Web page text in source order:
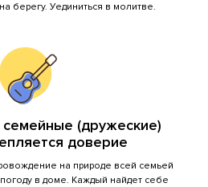
берегу. Уединиться в молитве.
(дружеские)
доверие
на природе всей семьей
в доме. Каждый найдет себе